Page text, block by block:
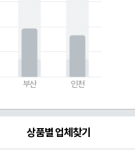
부산 인천
상품별 업체찾기